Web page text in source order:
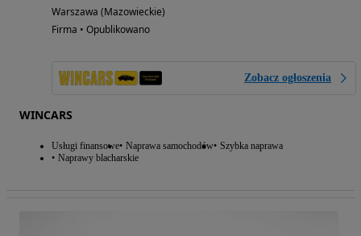
Warszawa (Mazowieckie)
Firma • Opublikowano
Zobacz ogłoszenia
WINCARS
Usługi finansowe Naprawa samochodów Szybka naprawa
Naprawy blacharskie